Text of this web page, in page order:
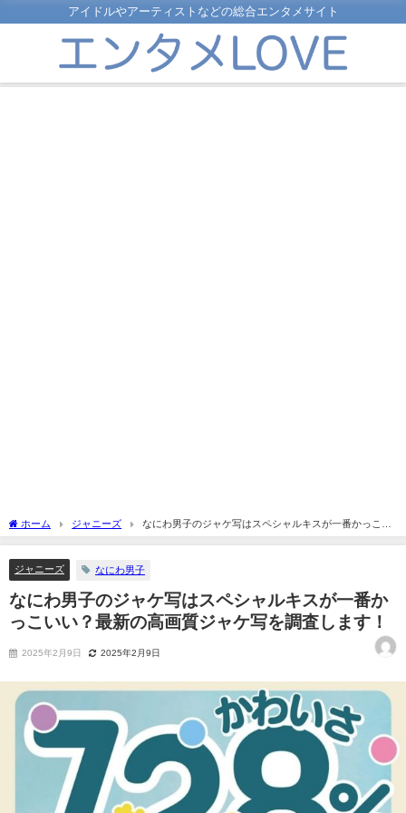
アイドルやアーティストなどの総合エンタメサイト
ホーム ジャニーズ
なにわ男子のジャケ写はスペシャルキスが一番かっこい
い？最新の高画質ジャケ写を調査します！
ジャニーズ なにわ男子
なにわ男子のジャケ写はスペシャルキスが一番か
っこいい？最新の高画質ジャケ写を調査します！
2025年2月9日 2025年2月9日